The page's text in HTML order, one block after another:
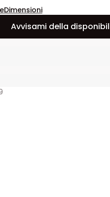
Dimensioni
Avvisami della